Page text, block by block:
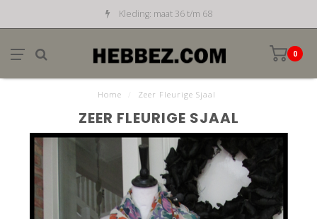
Kleding: maat 36 t/m 68
0
Home Zeer Fleurige Sjaal
ZEER FLEURIGE SJAAL